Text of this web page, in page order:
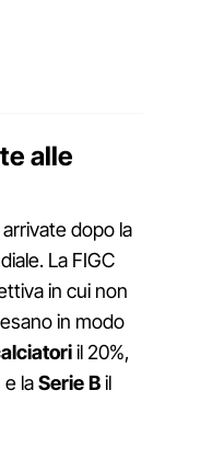
alle
arrivate dopo la
La FIGC
in cui non
in modo
il 20%,
e laSerie Bil